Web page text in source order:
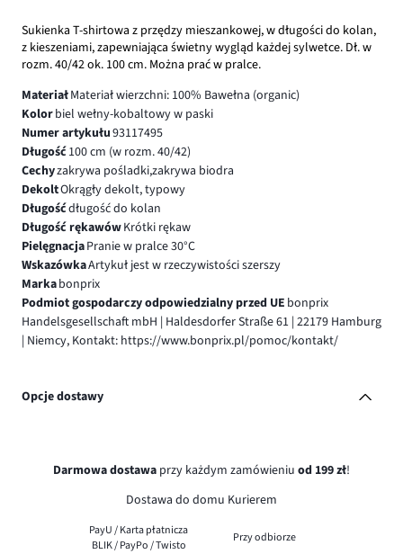
Sukienka T-shirtowa z przędzy mieszankowej, w długości do kolan,
z kieszeniami, zapewniająca świetny wygląd każdej sylwetce. Dł. w
rozm. 40/42 ok. 100 cm. Można prać w pralce.
MateriałMateriał wierzchni: 100% Bawełna (organic)
Kolorbiel wełny-kobaltowy w paski
Numer artykułu93117495
Długość100 cm (w rozm. 40/42)
Cechyzakrywa pośladki,zakrywa biodra
DekoltOkrągły dekolt, typowy
Długośćdługość do kolan
Długość rękawówKrótki rękaw
PielęgnacjaPranie w pralce 30°C
WskazówkaArtykuł jest w rzeczywistości szerszy
Markabonprix
Podmiot gospodarczy odpowiedzialny przed UE bonprix
Handelsgesellschaft mbH | Haldesdorfer Straße 61 | 22179 Hamburg
| Niemcy, Kontakt: https://www.bonprix.pl/pomoc/kontakt/
Opcje dostawy
Darmowa dostawa przy każdym zamówieniu od 199 zł!
Dostawa do domu Kurierem
PayU / Karta płatnicza
BLIK / PayPo / Twisto
Przy odbiorze